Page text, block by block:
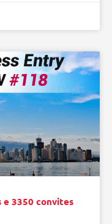
e 3350 convites